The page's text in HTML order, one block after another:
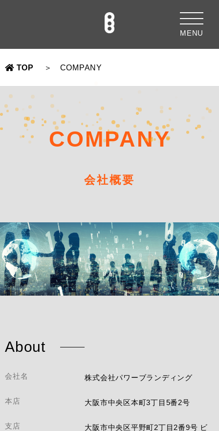
MENU
TOP COMPANY
COMPANY
会社概要
About
会社名 株式会社パワーブランディング
本店 大阪市中央区本町3丁目5番2号
支店
大阪市中央区平野町2丁目2番9号 ビ